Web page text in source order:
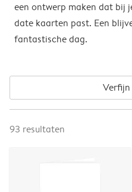
een ontwerp maken dat bij
date kaarten past. Een
fantastische dag.
Verfijn
93 resultaten